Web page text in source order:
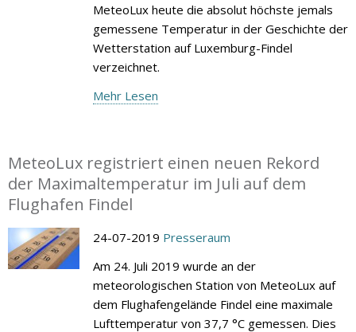
MeteoLux heute die absolut höchste jemals
gemessene Temperatur in der Geschichte der
Wetterstation auf Luxemburg-Findel
verzeichnet.
Mehr Lesen
MeteoLux registriert einen neuen Rekord
der Maximaltemperatur im Juli auf dem
Flughafen Findel
24-07-2019 Presseraum
Am 24. Juli 2019 wurde an der
meteorologischen Station von MeteoLux auf
dem Flughafengelände Findel eine maximale
Lufttemperatur von 37,7 °C gemessen. Dies